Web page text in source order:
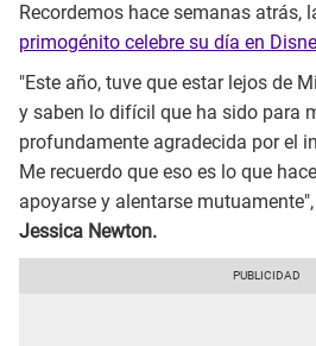
Recordemos hace semanas atrás,
primogénito celebre su día en
"Este año, tuve que estar lejos de
y saben lo difícil que ha sido para
profundamente agradecida por el
Me recuerdo que eso es lo que
apoyarse y alentarse
Jessica Newton.